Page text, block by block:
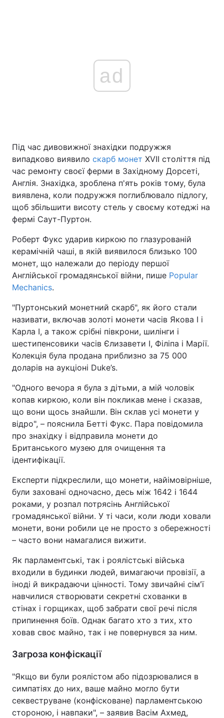
ad
Під час дивовижної знахідки подружжя
випадково виявило скарб монет XVII століття під
час ремонту своєї ферми в Західному Дорсеті,
Англія. Знахідка, зроблена п'ять років тому, була
виявлена, коли подружжя поглиблювало підлогу,
щоб збільшити висоту стель у своєму котеджі на
фермі Саут-Пуртон.
Роберт Фукс ударив киркою по глазурованій
керамічній чаші, в якій виявилося близько 100
монет, що належали до періоду першої
Англійської громадянської війни, пише Popular
Mechanics.
"Пуртонський монетний скарб", як його стали
називати, включав золоті монети часів Якова I і
Карла I, а також срібні півкрони, шилінги і
шестипенсовики часів Єлизавети I, Філіпа і Марії.
Колекція була продана приблизно за 75 000
доларів на аукціоні Duke’s.
"Одного вечора я була з дітьми, а мій чоловік
копав киркою, коли він покликав мене і сказав,
що вони щось знайшли. Він склав усі монети у
відро", – пояснила Бетті Фукс. Пара повідомила
про знахідку і відправила монети до
Британського музею для очищення та
ідентифікації.
Експерти підкреслили, що монети, найімовірніше,
були заховані одночасно, десь між 1642 і 1644
роками, у розпал потрясінь Англійської
громадянської війни. У ті часи, коли люди ховали
монети, вони робили це не просто з обережності
– часто вони намагалися вижити.
Як парламентські, так і роялістські війська
входили в будинки людей, вимагаючи провізії, а
іноді й викрадаючи цінності. Тому звичайні сім'ї
навчилися створювати секретні схованки в
стінах і горщиках, щоб забрати свої речі після
припинення боїв. Однак багато хто з тих, хто
ховав своє майно, так і не повернувся за ним.
Загроза конфіскації
"Якщо ви були роялістом або підозрювалися в
симпатіях до них, ваше майно могло бути
секвеструване (конфісковане) парламентською
стороною, і навпаки", – заявив Васім Ахмед,